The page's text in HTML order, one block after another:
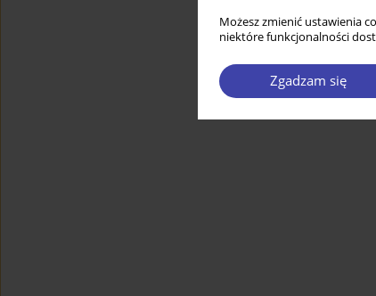
Możesz zmienić ustawienia
niektóre funkcjonalności
Zgadzam się